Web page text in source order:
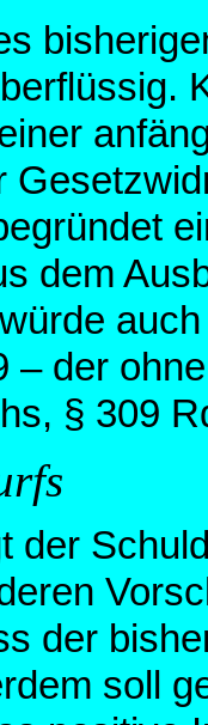
dem
– der
§ 309
der
der
soll